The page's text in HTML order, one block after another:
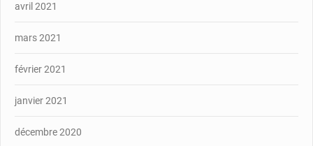
avril 2021
mars 2021
février 2021
janvier 2021
décembre 2020